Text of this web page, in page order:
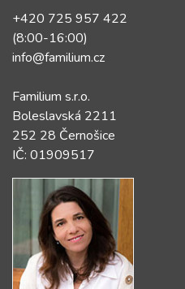
+420 725 957 422
(8:00-16:00)
info@familium.cz
Familium s.r.o.
Boleslavská 2211
252 28 Černošice
IČ: 01909517